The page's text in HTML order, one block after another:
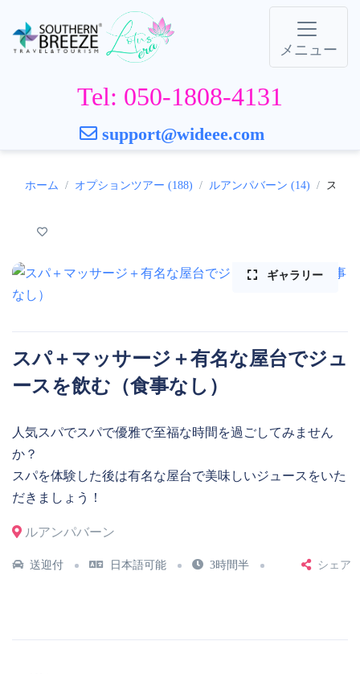
メニュー
Tel: 050-1808-4131
support@wideee.com
ホーム オプションツアー (188) ルアンパバーン (14) スパ
ギャラリー
スパ＋マッサージ＋有名な屋台でジュ
ースを飲む（食事なし）
人気スパでスパで優雅で至福な時間を過ごしてみません
か？
スパを体験した後は有名な屋台で美味しいジュースをいた
だきましょう！
ルアンパバーン
送迎付 日本語可能 3時間半 シェア